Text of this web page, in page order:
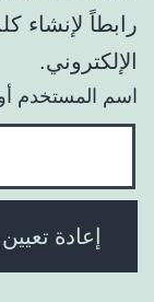
رابطاً لإنشاء
الإلكتروني.
اسم المستخدم أو
إعادة